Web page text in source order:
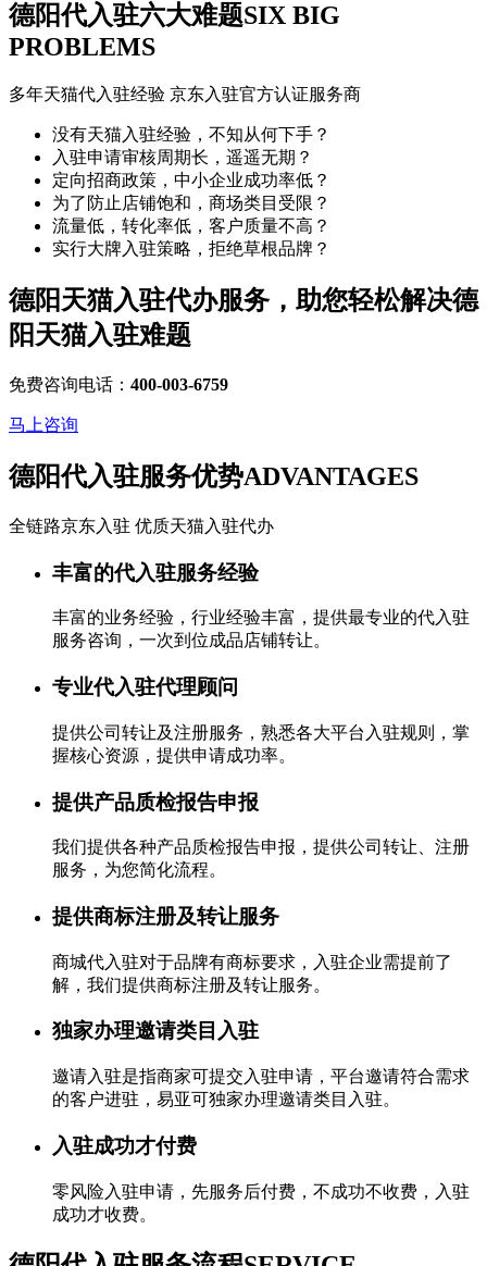
德阳代入驻六大难题SIX BIG
PROBLEMS
多年天猫代入驻经验 京东入驻官方认证服务商
没有天猫入驻经验，不知从何下手？
入驻申请审核周期长，遥遥无期？
定向招商政策，中小企业成功率低？
为了防止店铺饱和，商场类目受限？
流量低，转化率低，客户质量不高？
实行大牌入驻策略，拒绝草根品牌？
德阳天猫入驻代办服务，助您轻松解决德
阳天猫入驻难题
免费咨询电话： 400-003-6759
马上咨询
德阳代入驻服务优势ADVANTAGES
全链路京东入驻 优质天猫入驻代办
丰富的代入驻服务经验
丰富的业务经验，行业经验丰富，提供最专业的代入驻
服务咨询，一次到位成品店铺转让。
专业代入驻代理顾问
提供公司转让及注册服务，熟悉各大平台入驻规则，掌
握核心资源，提供申请成功率。
提供产品质检报告申报
我们提供各种产品质检报告申报，提供公司转让、注册
服务，为您简化流程。
提供商标注册及转让服务
商城代入驻对于品牌有商标要求，入驻企业需提前了
解，我们提供商标注册及转让服务。
独家办理邀请类目入驻
邀请入驻是指商家可提交入驻申请，平台邀请符合需求
的客户进驻，易亚可独家办理邀请类目入驻。
入驻成功才付费
零风险入驻申请，先服务后付费，不成功不收费，入驻
成功才收费。